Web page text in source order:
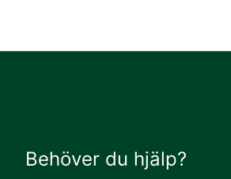
Behöver du hjälp?